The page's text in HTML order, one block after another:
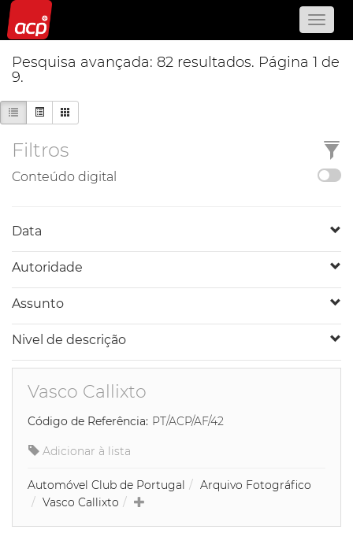
Pesquisa avançada: 82 resultados. Página 1 de
9.
Filtros
Conteúdo digital
Data
Autoridade
Assunto
Nivel de descrição
Vasco Callixto
Código de Referência: PT/ACP/AF/42
Adicionar à lista
Automóvel Club de Portugal
Arquivo Fotográfico
Vasco Callixto